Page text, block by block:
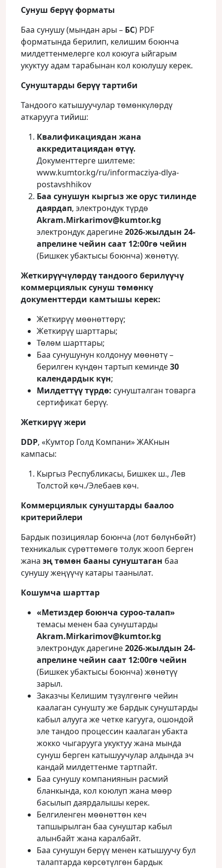
Сунуш берүү форматы
Баа сунушу (мындан ары – БС) PDF
форматында берилип, келишим боюнча
милдеттенмелерге кол коюуга ыйгарым
укуктуу адам тарабынан кол коюлушу керек.
Сунуштарды берүү тартиби
Тандоого катышуучулар төмөнкүлөрдү
аткарууга тийиш:
Квалификациядан жана
аккредитациядан өтүү.
Документтерге шилтеме:
www.kumtor.kg/ru/informacziya-dlya-
postavshhikov
Баа сунушун кыргыз же орус тилинде
даярдап, электрондук түрдө
Akram.Mirkarimov@kumtor.kg
электрондук дарегине2026-жылдын 24-
апрелине чейин саат 12:00гө чейин
(Бишкек убактысы боюнча) жөнөтүү.
Жеткирүүчүлөрдү тандоого берилүүчү
коммерциялык сунуш төмөнкү
документтерди камтышы керек:
Жеткирүү мөөнөттөрү;
Жеткирүү шарттары;
Төлөм шарттары;
Баа сунушунун колдонуу мөөнөтү –
берилген күндөн тартып кеминде30
календардык күн;
Милдеттүү түрдө: сунушталган товарга
сертификат берүү.
Жеткирүү жери
DDP, «Кумтор Голд Компани» ЖАКнын
кампасы:
Кыргыз Республикасы, Бишкек ш., Лев
Толстой көч./Элебаев көч.
Коммерциялык сунуштарды баалоо
критерийлери
Бардык позициялар боюнча (лот бөлүнбөйт)
техникалык сүрөттөмөгө толук жооп берген
жана эң төмөн бааны сунуштаган баа
сунушу жеңүүчү катары таанылат.
Кошумча шарттар
«Метиздер боюнча суроо-талап»
темасы менен баа сунуштарды
Akram.Mirkarimov@kumtor.kg
электрондук дарегине2026-жылдын 24-
апрелине чейин саат 12:00гө чейин
(Бишкек убактысы боюнча) жөнөтүү
зарыл.
Заказчы Келишим түзүлгөнгө чейин
каалаган сунушту же бардык сунуштарды
кабыл алууга же четке кагууга, ошондой
эле тандоо процессин каалаган убакта
жокко чыгарууга укуктуу жана мында
сунуш берген катышуучулар алдында эч
кандай милдеттенме тартпайт.
Баа сунушу компаниянын расмий
бланкында, кол коюлуп жана мөөр
басылып даярдалышы керек.
Белгиленген мөөнөттөн кеч
тапшырылган баа сунуштар кабыл
алынбайт жана каралбайт.
Баа сунушун берүү менен катышуучу бул
талаптарда көрсөтүлгөн бардык